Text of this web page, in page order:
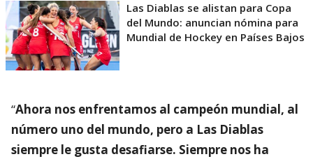
Las Diablas se alistan para Copa
del Mundo: anuncian nómina para
Mundial de Hockey en Países Bajos
“Ahora nos enfrentamos al campeón mundial, al
número uno del mundo, pero a Las Diablas
siempre le gusta desafiarse. Siempre nos ha